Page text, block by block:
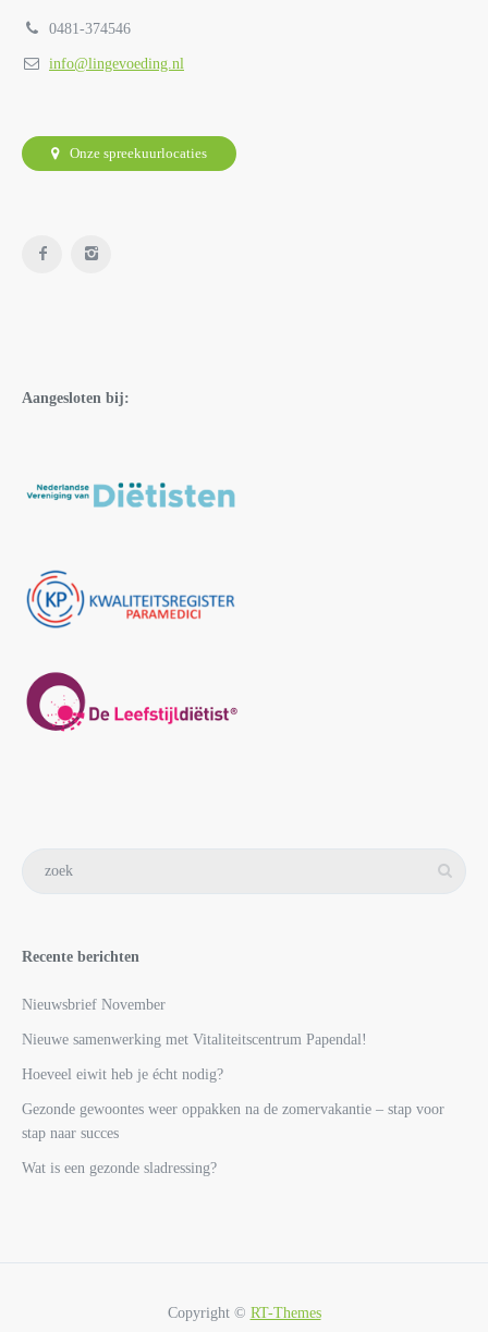
0481-374546
info@lingevoeding.nl
Onze spreekuurlocaties
Aangesloten bij:
Recente berichten
Nieuwsbrief November
Nieuwe samenwerking met Vitaliteitscentrum Papendal!
Hoeveel eiwit heb je écht nodig?
Gezonde gewoontes weer oppakken na de zomervakantie – stap voor
stap naar succes
Wat is een gezonde sladressing?
Copyright © RT-Themes